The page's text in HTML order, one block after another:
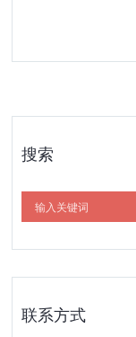
搜索
联系方式